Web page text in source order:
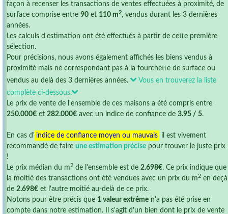
façon à recenser les transactions de ventes effectuées à proximité, de
surface comprise entre 90 et 110 m2, vendus durant les 3 dernières
années.
Les calculs d'estimation ont été effectués à partir de cette première
sélection.
Pour précisions, nous avons également affichés les biens vendus à
proximité mais ne correspondant pas à la fourchette de surface ou
vendus au delà des 3 dernières années.
Vous en trouverez la liste
complète ci-dessous.
Le prix de vente de l'ensemble de ces maisons a été compris entre
250.000€ et 282.000€ avec un indice de confiance de 3.95 / 5.
En cas d' indice de confiance moyen ou mauvais il est vivement
recommandé de faire une estimation précise pour trouver le juste prix
!
Le prix médian du m 2 de l'ensemble est de 2.698€. Ce prix indique que
la moitié des transactions ont été vendues avec un prix du m 2 en deçà
de 2.698€ et l'autre moitié au-delà de ce prix.
Notons pour être précis que 1 valeur extrême n'a pas été prise en
compte dans notre estimation. Il s'agit d'un bien dont le prix de vente